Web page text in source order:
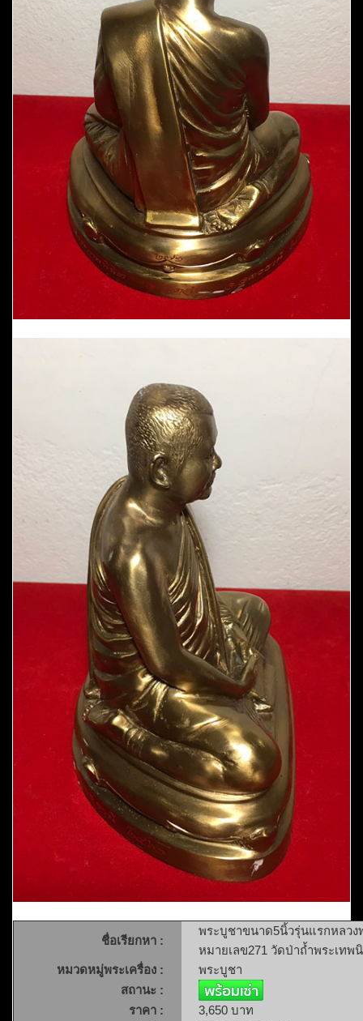
ชื่อเรียกหา :
พระบูชาขนาด5นิ้วรุ่นแรกหลวง
หมายเลข271 วัดป่าถ้ำพระเท
หมวดหมู่พระเครื่อง :
พระบูชา
สถานะ :
ราคา :
3,650 บาท